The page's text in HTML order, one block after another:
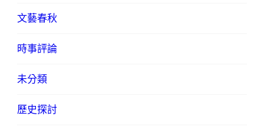
文藝春秋
時事評論
未分類
歷史探討